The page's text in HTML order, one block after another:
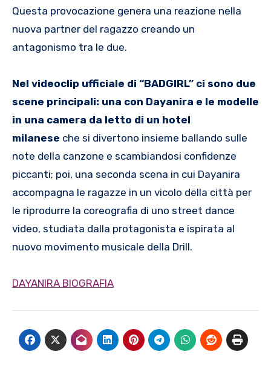
Questa provocazione genera una reazione nella
nuova partner del ragazzo creando un
antagonismo tra le due.
Nel videoclip ufficiale di “BADGIRL” ci sono due
scene principali: una con Dayanira e le modelle
in una camera da letto di un hotel
milanese che si divertono insieme ballando sulle
note della canzone e scambiandosi confidenze
piccanti; poi, una seconda scena in cui Dayanira
accompagna le ragazze in un vicolo della città per
le riprodurre la coreografia di uno street dance
video, studiata dalla protagonista e ispirata al
nuovo movimento musicale della Drill.
DAYANIRA BIOGRAFIA